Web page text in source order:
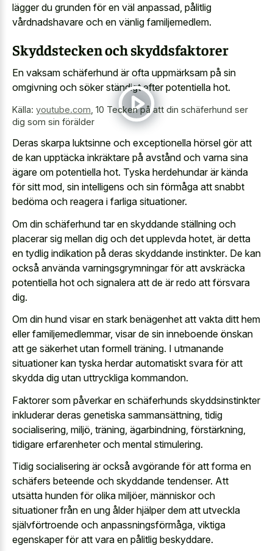
lägger du grunden för en väl anpassad, pålitlig
vårdnadshavare och en vänlig familjemedlem.
Skyddstecken och skyddsfaktorer
En vaksam schäferhund är ofta uppmärksam på sin
omgivning och söker ständigt efter potentiella hot.
Källa: youtube.com 10 Tecken på att din schäferhund ser
dig som sin förälder
Deras skarpa luktsinne och exceptionella hörsel gör att
de kan upptäcka inkräktare på avstånd och varna sina
ägare om potentiella hot. Tyska herdehundar är kända
för sitt mod, sin intelligens och sin förmåga att snabbt
bedöma och reagera i farliga situationer.
Om din schäferhund tar en skyddande ställning och
placerar sig mellan dig och det upplevda hotet, är detta
en tydlig indikation på deras skyddande instinkter. De kan
också använda varningsgrymningar för att avskräcka
potentiella hot och signalera att de är redo att försvara
dig.
Om din hund visar en stark benägenhet att vakta ditt hem
eller familjemedlemmar, visar de sin inneboende önskan
att ge säkerhet utan formell träning. I utmanande
situationer kan tyska herdar automatiskt svara för att
skydda dig utan uttryckliga kommandon.
Faktorer som påverkar en schäferhunds skyddsinstinkter
inkluderar deras genetiska sammansättning, tidig
socialisering, miljö, träning, ägarbindning, förstärkning,
tidigare erfarenheter och mental stimulering.
Tidig socialisering är också avgörande för att forma en
schäfers beteende och skyddande tendenser. Att
utsätta hunden för olika miljöer, människor och
situationer från en ung ålder hjälper dem att utveckla
självförtroende och anpassningsförmåga, viktiga
egenskaper för att vara en pålitlig beskyddare.